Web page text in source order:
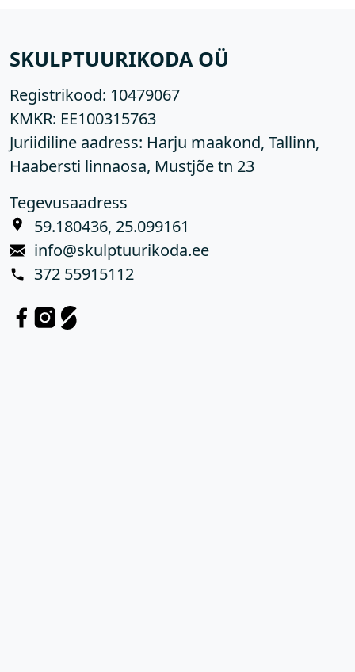
SKULPTUURIKODA OÜ
Registrikood: 10479067
KMKR: EE100315763
Juriidiline aadress: Harju maakond, Tallinn,
Haabersti linnaosa, Mustjõe tn 23
Tegevusaadress
59.180436, 25.099161
info@skulptuurikoda.ee
372 55915112